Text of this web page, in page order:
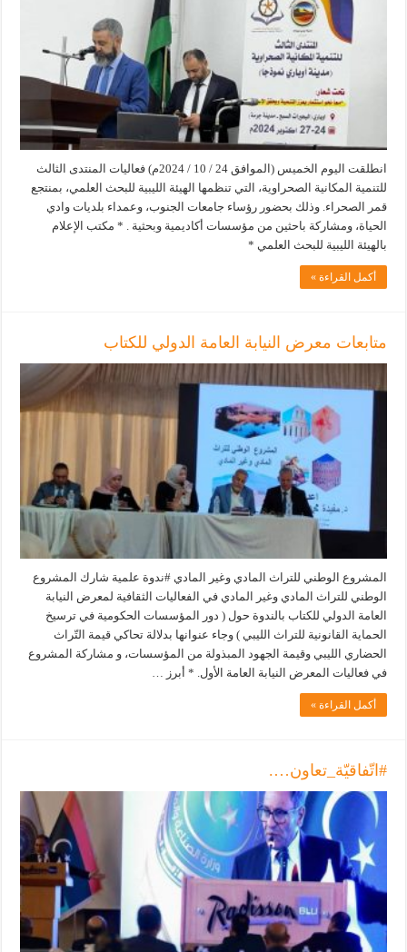
انطلقت اليوم الخميس (الموافق 24 / 10 / 2024م) فعاليات المنتدى الثالث
للتنمية المكانية الصحراوية، التي تنظمها الهيئة الليبية للبحث العلمي، بمنتجع
قمر الصحراء. وذلك بحضور رؤساء جامعات الجنوب، وعمداء بلديات وادي
الحياة، ومشاركة باحثين من مؤسسات أكاديمية وبحثية . * مكتب الإعلام
بالهيئة الليبية للبحث العلمي *
أكمل القراءة »
متابعات معرض النيابة العامة الدولي للكتاب
المشروع الوطني للتراث المادي وغير المادي #ندوة علمية شارك المشروع
الوطني للتراث المادي وغير المادي في الفعاليات الثقافية لمعرض النيابة
العامة الدولي للكتاب بالندوة حول ( دور المؤسسات الحكومية في ترسيخ
الحماية القانونية للتراث الليبي ) وجاء عنوانها بدلالة تحاكي قيمة التّراث
الحضاري الليبي وقيمة الجهود المبذولة من المؤسسات، و مشاركة المشروع
في فعاليات المعرض النيابة العامة الأول. * أبرز …
أكمل القراءة »
#اتّفاقيّة_تعاون….